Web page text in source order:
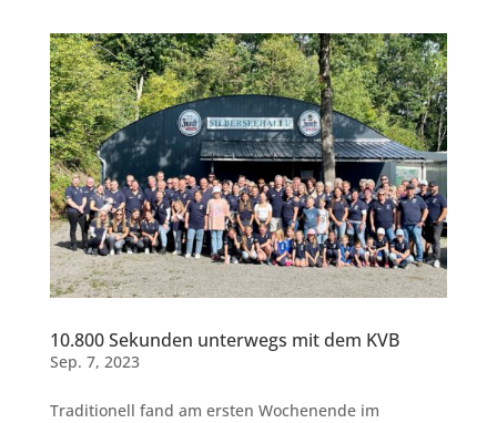
10.800 Sekunden unterwegs mit dem KVB
Sep. 7, 2023
Traditionell fand am ersten Wochenende im